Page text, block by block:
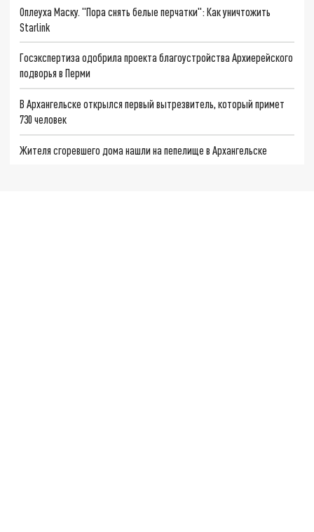
Оплеуха Маску. "Пора снять белые перчатки": Как уничтожить
Starlink
Госэкспертиза одобрила проекта благоустройства Архиерейского
подворья в Перми
В Архангельске открылся первый вытрезвитель, который примет
730 человек
Жителя сгоревшего дома нашли на пепелище в Архангельске